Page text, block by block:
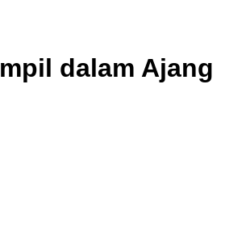
dalam Ajang